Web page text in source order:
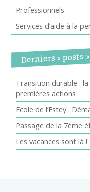
Professionnels
Services d’aide à la
Derniers « posts »
Transition durable :
premières actions
Ecole de l’Estey :
Passage de la 7ème
Les vacances sont là !